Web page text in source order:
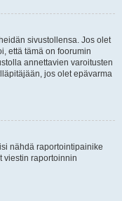
sivustollensa. Jos olet
että tämä on foorumin
annettavien varoitusten
jos olet epävarma
nähdä raportointipainike
viestin raportoinnin